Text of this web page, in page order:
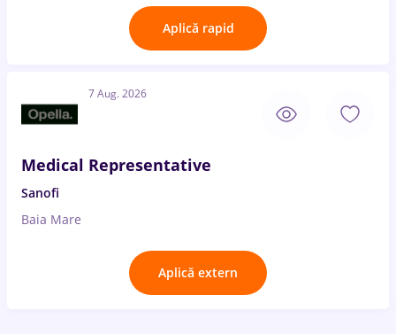
Aplică rapid
7 Aug. 2026
Medical Representative
Sanofi
Baia Mare
Aplică extern